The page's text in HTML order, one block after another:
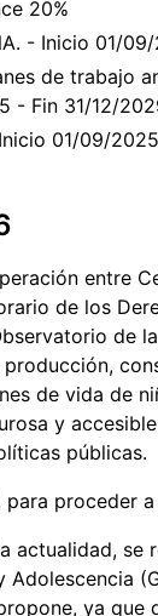
20%
- Inicio 01/
de trabajo
- Fin 31/12/
01/09/
entre
de los
de
de vida de
y
públicas.
proceder
actualidad, se
ya que